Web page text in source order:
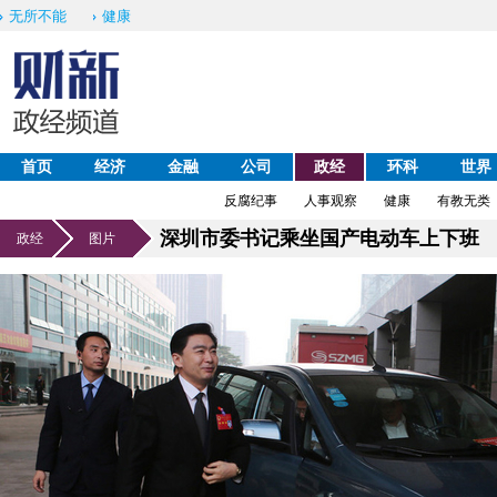
无所不能 健康
首页 经济 金融 公司 政经 环科
世界
反腐纪事
人事观察 健康 有教无类
政经 图片 深圳市委书记乘坐国产电动车上下班